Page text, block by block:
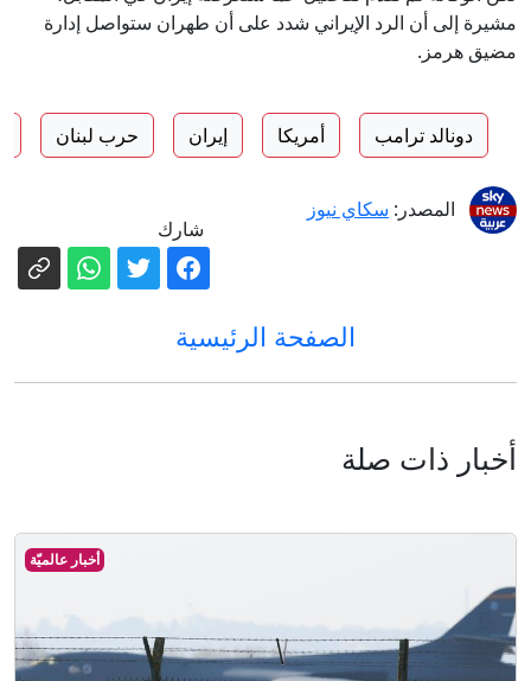
مشيرة إلى أن الرد الإيراني شدد على أن طهران ستواصل إدارة
مضيق هرمز.
دونالد ترامب أمريكا إيران حرب لبنان
المصدر: سكاي نيوز
شارك
الصفحة الرئيسية
أخبار ذات صلة
أخبار عالميّة